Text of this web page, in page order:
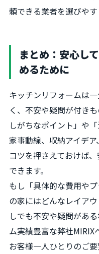
頼できる業者を選びやす
まとめ：安心し
めるために
キッチンリフォームは
く、不安や疑問が付き
しがちなポイント」や
家事動線、収納アイデ
コツを押さえておけば
できます。
もし「具体的な費用や
の家にはどんなレイア
しでも不安や疑問があ
ム実績豊富な弊社MIRIX
お客様一人ひとりのご